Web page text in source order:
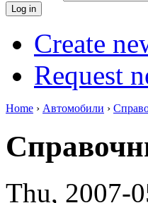
Create
Request
Home › Автомобили ›
Thu, 2007-